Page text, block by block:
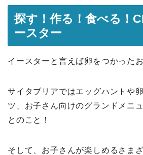
探す！作る！食べる！
ースター
イースターと言えば卵をつかった
サイタブリアではエッグハントや
ツ、お子さん向けのグランドメニ
とのこと！
そして、お子さんが楽しめるさま